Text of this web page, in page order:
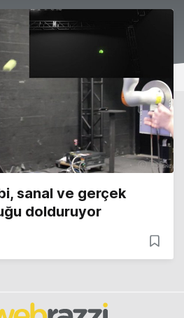
sanal ve gerçek
dolduruyor